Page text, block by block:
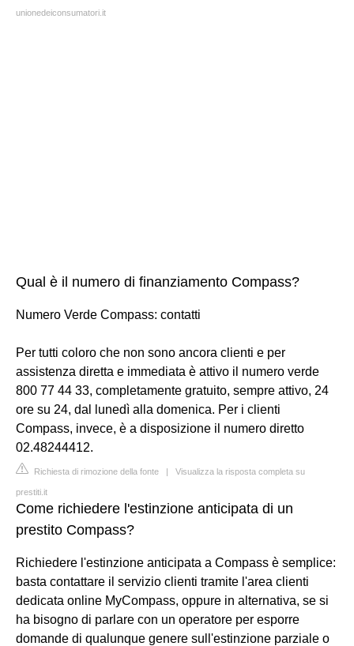
unionedeiconsumatori.it
Qual è il numero di finanziamento Compass?
Numero Verde Compass: contatti
Per tutti coloro che non sono ancora clienti e per
assistenza diretta e immediata è attivo il numero verde
800 77 44 33, completamente gratuito, sempre attivo, 24
ore su 24, dal lunedì alla domenica. Per i clienti
Compass, invece, è a disposizione il numero diretto
02.48244412.
Richiesta di rimozione della fonte | Visualizza la risposta completa su
prestiti.it
Come richiedere l'estinzione anticipata di un
prestito Compass?
Richiedere l'estinzione anticipata a Compass è semplice:
basta contattare il servizio clienti tramite l'area clienti
dedicata online MyCompass, oppure in alternativa, se si
ha bisogno di parlare con un operatore per esporre
domande di qualunque genere sull'estinzione parziale o